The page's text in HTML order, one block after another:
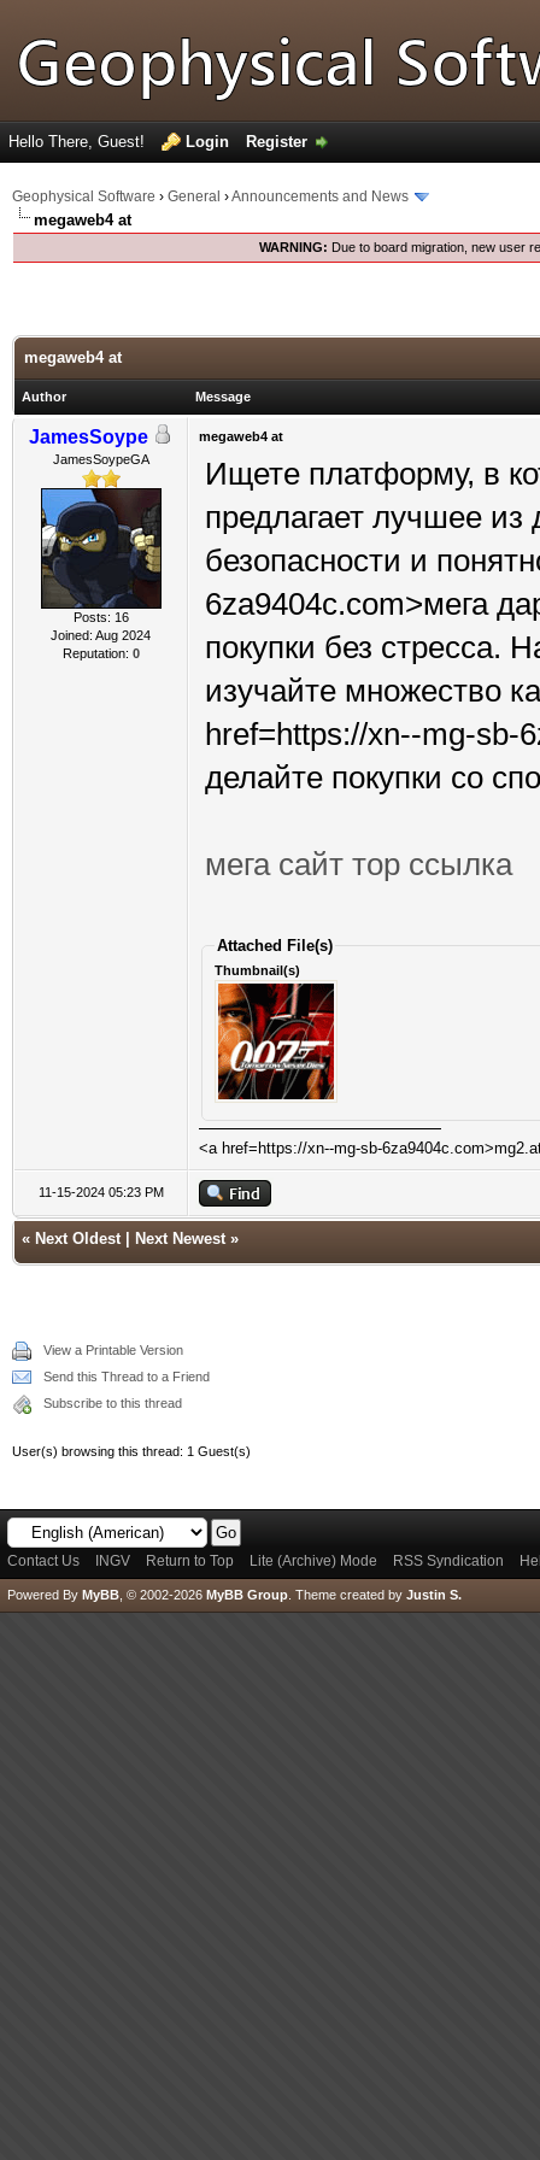
Hello There, Guest! Login Register
Geophysical Software › General ›Announcements and News
megaweb4 at
WARNING: Due to board migration, new user
megaweb4 at
Author Message
JamesSoype
JamesSoypeGA
Posts: 16
Joined: Aug 2024
Reputation: 0
megaweb4 at
Ищете платформу, в
предлагает лучшее
безопасности и
6za9404c.com>мега
покупки без стресса.
изучайте множество
href=https://xn--mg-sb-
делайте покупки со
мега сайт тор ссылка
Attached File(s)
Thumbnail(s)
<a href=https://xn--mg-sb-
11-15-2024 05:23 PM
« Next Oldest Next Newest »
View a Printable Version
Send this Thread to a Friend
Subscribe to this thread
User(s) browsing this thread: 1 Guest(s)
Contact Us INGV Return to Top Lite (Archive) Mode RSS Syndication
Powered By MyBB , © 2002-2026 MyBB Group Theme created by Justin S.